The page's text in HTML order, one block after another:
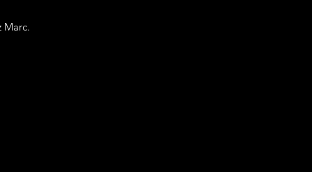
Marc.